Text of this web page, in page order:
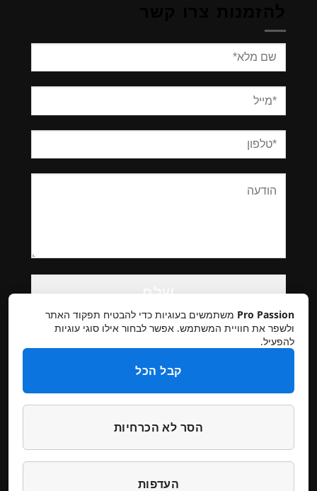
Please
leave
this
field
empty.
מדיניות פרטיות ביטולים והחזרות
Pro Passion משתמשים בעוגיות כדי להבטיח תפקוד האתר
ולשפר את חוויית המשתמש. אפשר לבחור אילו סוגי עוגיות
להפעיל.
קבל הכל
הסר לא הכרחיות
העדפות